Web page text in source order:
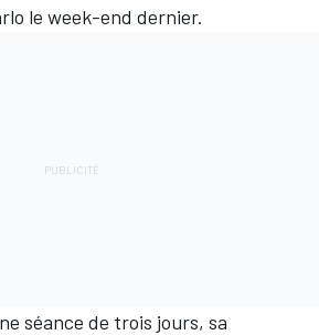
le week-end dernier.
séance de trois jours, sa